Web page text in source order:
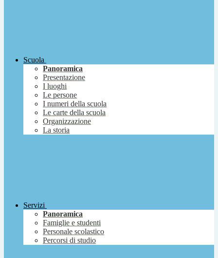
Scuola
Panoramica
Presentazione
I luoghi
Le persone
I numeri della scuola
Le carte della scuola
Organizzazione
La storia
Servizi
Panoramica
Famiglie e studenti
Personale scolastico
Percorsi di studio